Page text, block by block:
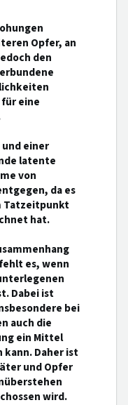
Opfer, an
den
eine
einer
latente
von
da es
Tatzeitpunkt
hat.
es, wenn
Dabei ist
bei
auch die
ein Mittel
kann. Daher ist
und Opfer
wird.